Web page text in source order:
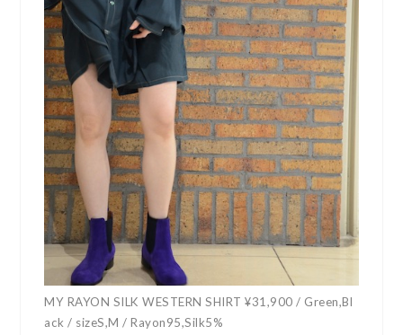
MY RAYON SILK WESTERN SHIRT ¥31,900 / Green,Bl
ack / sizeS,M / Rayon95,Silk5%